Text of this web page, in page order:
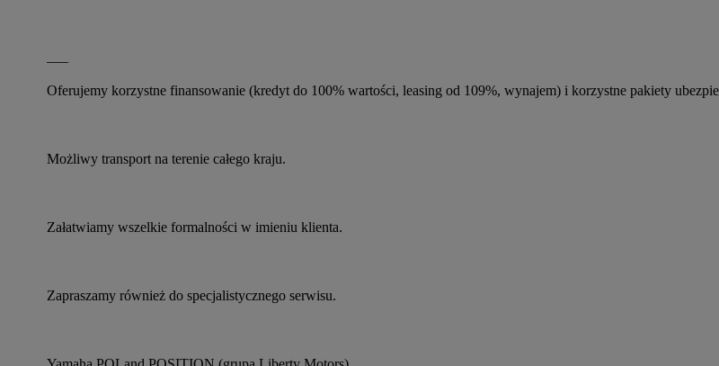
Oferujemy korzystne finansowanie (kredyt do 100% wartości, leasing od 109%, wynajem) i korzystne pakiety
Możliwy transport na terenie całego kraju.
Załatwiamy wszelkie formalności w imieniu klienta.
Zapraszamy również do specjalistycznego serwisu.